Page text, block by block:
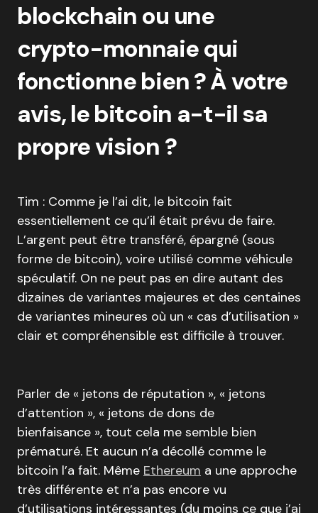
blockchain ou une
crypto-monnaie qui
fonctionne bien ? À votre
avis, le bitcoin a-t-il sa
propre vision ?
Tim : Comme je l’ai dit, le bitcoin fait
essentiellement ce qu’il était prévu de faire.
L’argent peut être transféré, épargné (sous
forme de bitcoin), voire utilisé comme véhicule
spéculatif. On ne peut pas en dire autant des
dizaines de variantes majeures et des centaines
de variantes mineures où un « cas d’utilisation »
clair et compréhensible est difficile à trouver.
Parler de « jetons de réputation », « jetons
d’attention », « jetons de dons de
bienfaisance », tout cela me semble bien
prématuré. Et aucun n’a décollé comme le
bitcoin l’a fait. Même Ethereum a une approche
très différente et n’a pas encore vu
d’utilisations intéressantes (du moins ce que j’ai